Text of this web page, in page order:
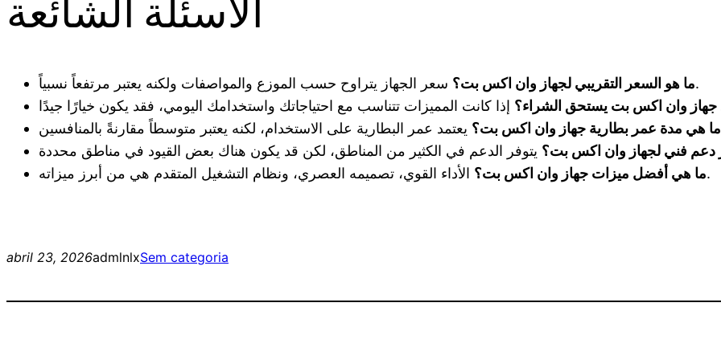
الأسئلة الشائعة
ما هو السعر التقريبي لجهاز وان اكس بت؟سعر الجهاز يتراوح حسب الموزع والمواصفات ولكنه يعتبر مرتفعاً نسبياً.
وان اكس بت يستحق الشراء؟
ما هي مدة عمر بطارية جهاز وان اكس بت؟
دعم فني لجهاز وان اكس بت؟
ما هي أفضل ميزات جهاز وان اكس بت؟الأداء القوي، تصميمه العصري، ونظام التشغيل المتقدم هي من أبرز ميزاته.
abril 23, 2026admlnlxSem categoria